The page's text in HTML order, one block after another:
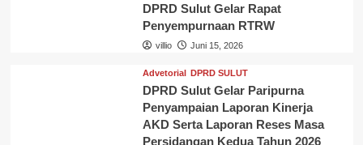
DPRD Sulut Gelar Rapat
Penyempurnaan RTRW
villio Juni 15, 2026
Advetorial DPRD SULUT
DPRD Sulut Gelar Paripurna
Penyampaian Laporan Kinerja
AKD Serta Laporan Reses Masa
Persidangan Kedua Tahun 2026